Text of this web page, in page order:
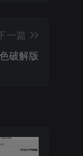
下一篇
破解版